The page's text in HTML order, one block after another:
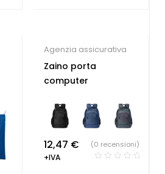
Agenzia assicurativa
Zaino porta
computer
12,47 €
+IVA
(0 recensioni)